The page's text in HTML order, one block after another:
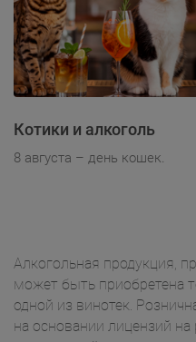
Котики и алкоголь
8 августа – день кошек.
Алкогольная продукция,
может быть приобретена
одной из винотек.
на основании лицензий